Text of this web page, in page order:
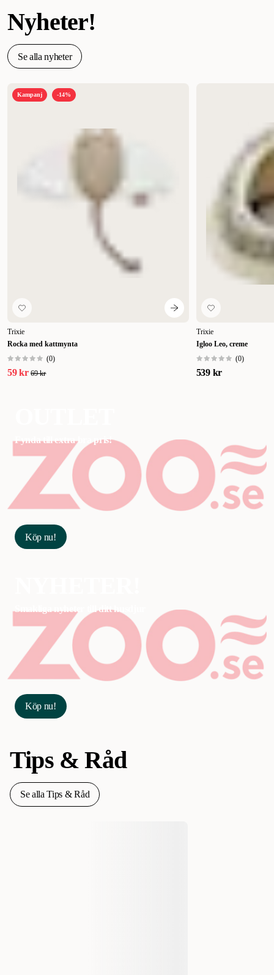
Nyheter!
Se alla nyheter
Kampanj -14%
Trixie
Rocka med kattmynta
(0)
59 kr 69 kr
Trixie
Igloo Leo, creme
(0)
539 kr
Fynda till extra bra pris!
Köp nu!
Smakliga nyheter till ditt husdjur
Köp nu!
Tips & Råd
Se alla Tips & Råd